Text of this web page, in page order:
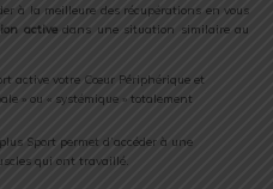
à la meilleure des récupérations en vous
activedans une situation similaire au
active votre Cœur Périphérique et
» ou « systémique » totalement
Sport permet d’accéder à une
qui ont travaillé.